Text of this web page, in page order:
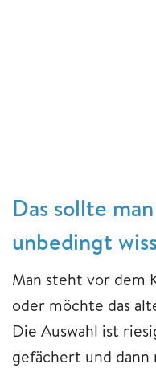
Das sollte
unbedingt
Man steht vor dem
oder möchte das
Die Auswahl ist
gefächert und dann